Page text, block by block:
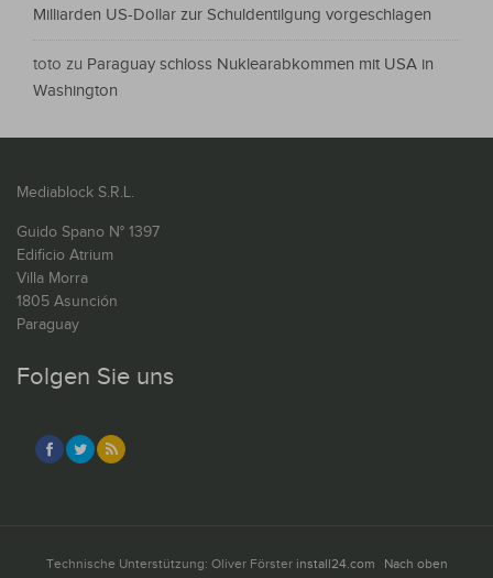
Milliarden US-Dollar zur Schuldentilgung vorgeschlagen
toto zu Paraguay schloss Nuklearabkommen mit USA in
Washington
Mediablock S.R.L.
Guido Spano N° 1397
Edificio Atrium
Villa Morra
1805 Asunción
Paraguay
Folgen Sie uns
Technische Unterstützung: Oliver Förster install24.com Nach oben